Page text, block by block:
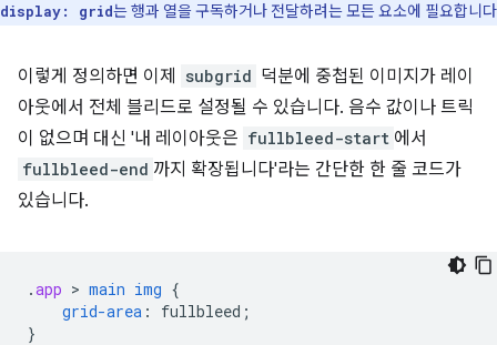
display: grid는 행과 열을 구독하거나 전달하려는 모든 요소에 필요합니
이렇게 정의하면 이제 subgrid 덕분에 중첩된 이미지가 레이
아웃에서 전체 블리드로 설정될 수 있습니다. 음수 값이나 트릭
이 없으며 대신 '내 레이아웃은 fullbleed-start 에서
fullbleed-end 까지 확장됩니다'라는 간단한 한 줄 코드가
있습니다.
.app > main img {
grid-area : fullbleed ;
}